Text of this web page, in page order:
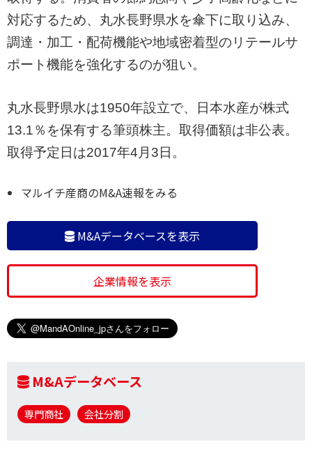
対応するため、丸水長野県水を傘下に取り込み、
調達・加工・配荷機能や地域密着型のリテールサ
ポート機能を強化するのが狙い。
丸水長野県水は1950年設立で、日本水産が株式
13.1％を保有する筆頭株主。取得価額は非公表。
取得予定日は2017年4月3日。
マルイチ産商のM&A速報をみる
M&Aデータベースを表示
企業情報を表示
M&Aデータベース
専門商社 会社分割